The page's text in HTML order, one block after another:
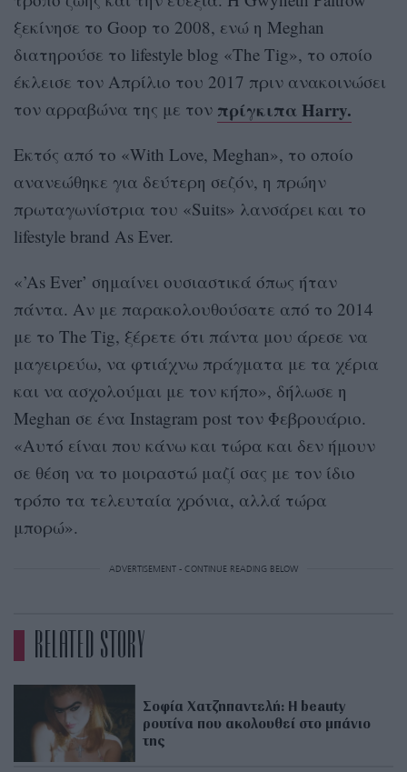
ξεκίνησε το Goop το 2008, ενώ η Meghan
διατηρούσε το lifestyle blog «The Tig», το οποίο
έκλεισε τον Απρίλιο του 2017 πριν ανακοινώσει
τον αρραβώνα της με τον πρίγκιπα Harry.
Εκτός από το «With Love, Meghan», το οποίο
ανανεώθηκε για δεύτερη σεζόν, η πρώην
πρωταγωνίστρια του «Suits» λανσάρει και το
lifestyle brand As Ever.
«’As Ever’ σημαίνει ουσιαστικά όπως ήταν
πάντα. Αν με παρακολουθούσατε από το 2014
με το The Tig, ξέρετε ότι πάντα μου άρεσε να
μαγειρεύω, να φτιάχνω πράγματα με τα χέρια
και να ασχολούμαι με τον κήπο», δήλωσε η
Meghan σε ένα Instagram post τον Φεβρουάριο.
«Αυτό είναι που κάνω και τώρα και δεν ήμουν
σε θέση να το μοιραστώ μαζί σας με τον ίδιο
τρόπο τα τελευταία χρόνια, αλλά τώρα
μπορώ».
ADVERTISEMENT - CONTINUE READING BELOW
RELATED STORY
Σοφία Χατζηπαντελή: Η beauty
ρουτίνα που ακολουθεί στο μπάνιο
της